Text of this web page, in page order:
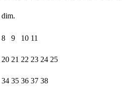
dim.
8 9 10 11
20 21 22 23 24 25
34 35 36 37 38